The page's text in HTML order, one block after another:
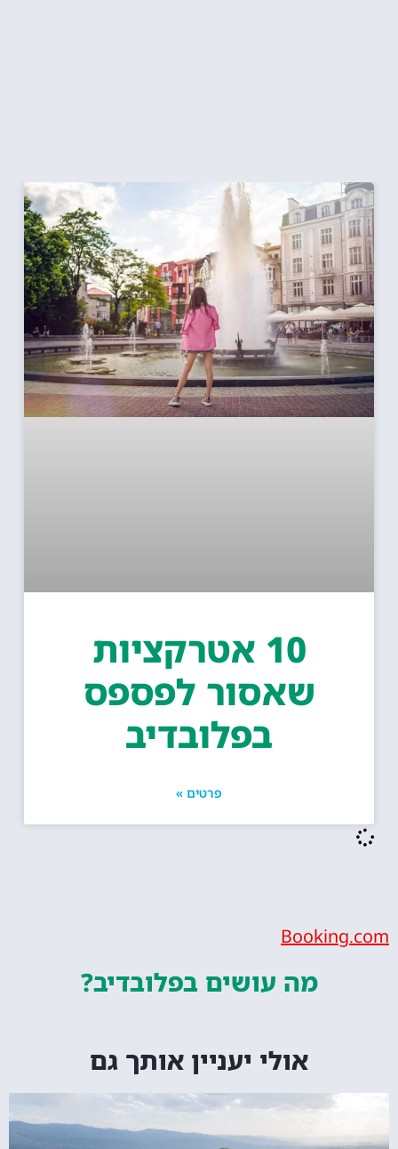
10 אטרקציות
שאסור לפספס
בפלובדיב
מה עושים בפלובדיב?
אולי יעניין אותך גם